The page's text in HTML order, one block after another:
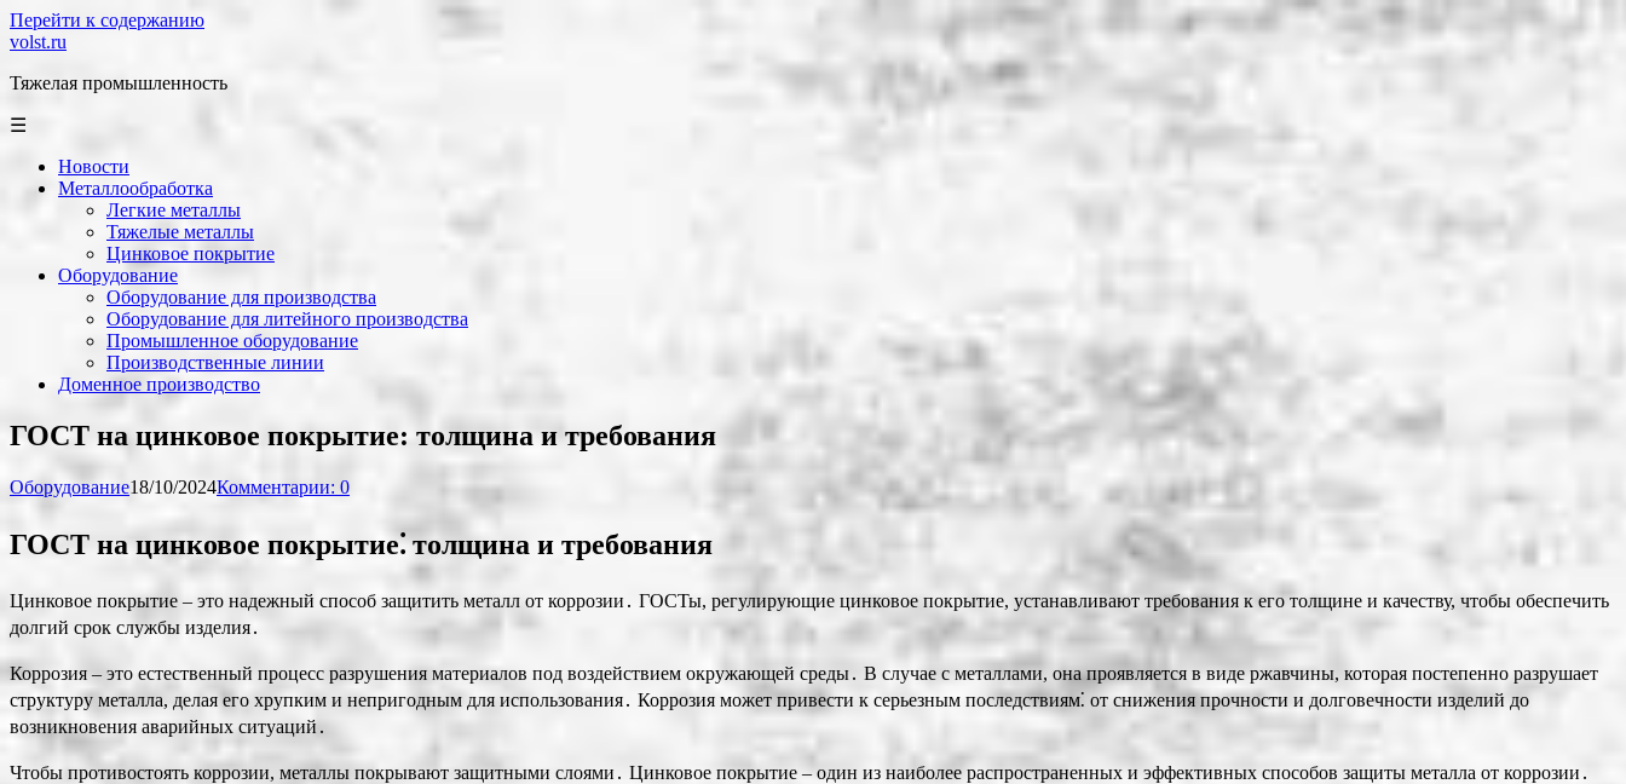
Перейти к содержанию
volst.ru
Тяжелая промышленность
☰
Новости
Металлообработка
Легкие металлы
Тяжелые металлы
Цинковое покрытие
Оборудование
Оборудование для производства
Оборудование для литейного производства
Промышленное оборудование
Производственные линии
Доменное производство
ГОСТ на цинковое покрытие: толщина и требования
Оборудование18/10/2024Комментарии: 0
ГОСТ на цинковое покрытие⁚ толщина и требования
Цинковое покрытие – это надежный способ защитить металл от коррозии․ ГОСТы, регулирующие цинковое покрытие, устанавливают требования к его толщине и качеству, чтобы обеспечить
долгий срок службы изделия․
Коррозия – это естественный процесс разрушения материалов под воздействием окружающей среды․ В случае с металлами, она проявляется в виде ржавчины, которая постепенно разрушает
структуру металла, делая его хрупким и непригодным для использования․ Коррозия может привести к серьезным последствиям⁚ от снижения прочности и долговечности изделий до
возникновения аварийных ситуаций․
Чтобы противостоять коррозии, металлы покрывают защитными слоями․ Цинковое покрытие – один из наиболее распространенных и эффективных способов защиты металла от коррозии․